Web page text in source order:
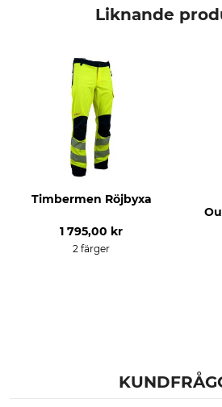
Får
Får inte torkas i torktumlare
Professionell textilvård
Torrengör inte
Liknande
Timbermen Röjbyxa
1 795,00 kr
2 färger